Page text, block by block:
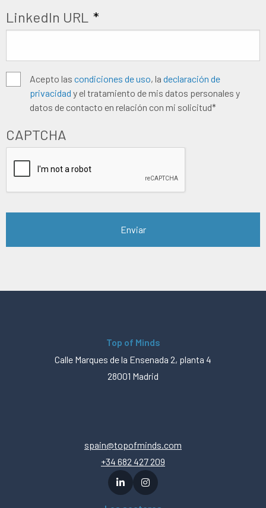
LinkedIn URL *
Algemene
voorwaarden *
Acepto las condiciones de uso, la declaración de
privacidad y el tratamiento de mis datos personales y
datos de contacto en relación con mi solicitud*
CAPTCHA
Top of Minds
Calle Marques de la Ensenada 2, planta 4
28001 Madrid
spain@topofminds.com
+34 682 427 209